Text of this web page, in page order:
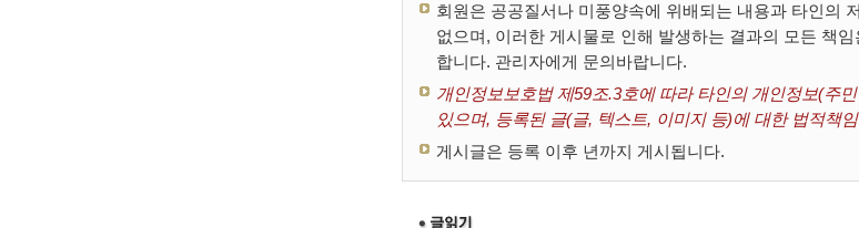
회원은 공공질서나 미풍양속에 위배되는 내용과 타인의
없으며, 이러한 게시물로 인해 발생하는 결과의 모든 책
합니다. 관리자에게 문의바랍니다.
개인정보보호법 제59조.3호에 따라 타인의 개인정보(주
있으며, 등록된 글(글, 텍스트, 이미지 등)에 대한 법적책
게시글은 등록 이후 년까지 게시됩니다.